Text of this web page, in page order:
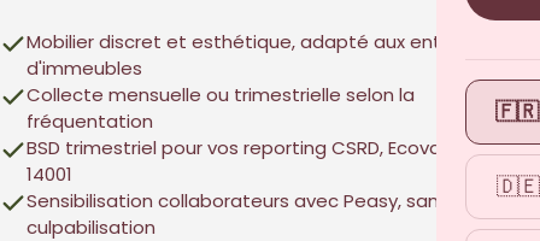
🇫🇷
🇩🇪
Mobilier discret et esthétique, adapté aux entrées
d'immeubles
Collecte mensuelle ou trimestrielle selon la
fréquentation
BSD trimestriel pour vos reporting CSRD, Ecovadis, ISO
14001
Sensibilisation collaborateurs avec Peasy, sans
culpabilisation